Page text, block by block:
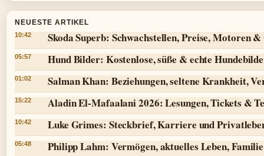
NEUESTE ARTIKEL
10:42 Skoda Superb: Schwachstellen, Preise, Motoren
05:57 Hund Bilder: Kostenlose, süße & echte
01:02 Salman Khan: Beziehungen, seltene Krankheit,
15:22 Aladin El-Mafaalani 2026: Lesungen, Tickets &
10:42 Luke Grimes: Steckbrief, Karriere und
05:48 Philipp Lahm: Vermögen, aktuelles Leben,